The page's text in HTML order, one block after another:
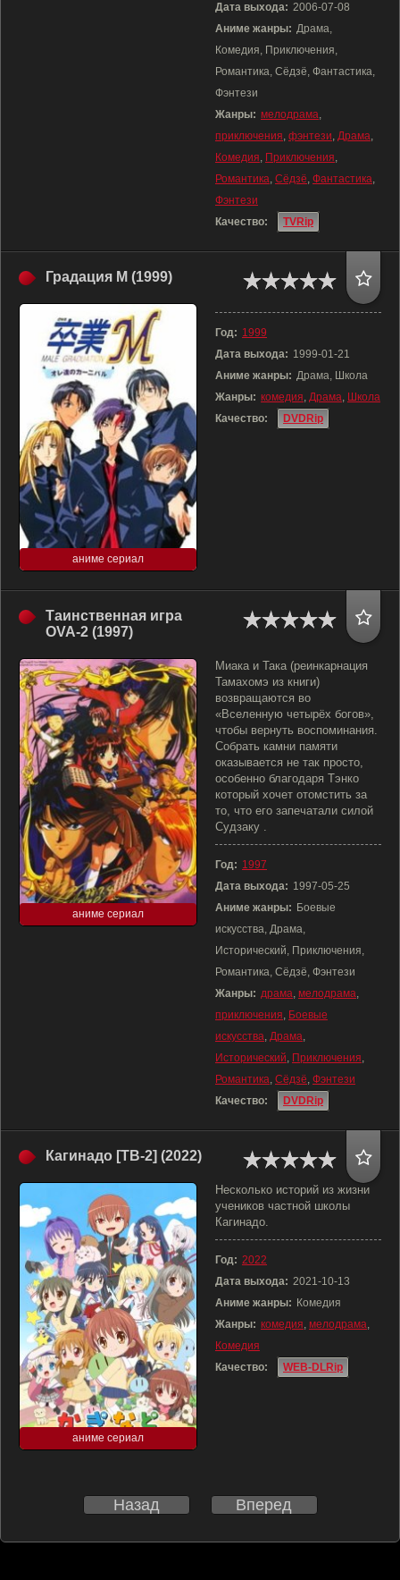
Дата выхода: 2006-07-08
Аниме жанры: Драма,
Комедия, Приключения,
Романтика, Сёдзё, Фантастика,
Фэнтези
Жанры: мелодрама,
приключения, фэнтези, Драма,
Комедия, Приключения,
Романтика, Сёдзё, Фантастика,
Фэнтези
Качество:
TVRip
Градация М (1999)
аниме сериал
Год: 1999
Дата выхода: 1999-01-21
Аниме жанры: Драма, Школа
Жанры: комедия, Драма, Школа
Качество:
DVDRip
Таинственная игра
OVA-2 (1997)
аниме сериал
Миака и Така (реинкарнация
Тамахомэ из книги)
возвращаются во
«Вселенную четырёх богов»,
чтобы вернуть воспоминания.
Собрать камни памяти
оказывается не так просто,
особенно благодаря Тэнко
который хочет отомстить за
то, что его запечатали силой
Судзаку .
Год: 1997
Дата выхода: 1997-05-25
Аниме жанры: Боевые
искусства, Драма,
Исторический, Приключения,
Романтика, Сёдзё, Фэнтези
Жанры: драма, мелодрама,
приключения, Боевые
искусства, Драма,
Исторический, Приключения,
Романтика, Сёдзё, Фэнтези
Качество:
DVDRip
Кагинадо [ТВ-2] (2022)
аниме сериал
Несколько историй из жизни
учеников частной школы
Кагинадо.
Год: 2022
Дата выхода: 2021-10-13
Аниме жанры: Комедия
Жанры: комедия, мелодрама,
Комедия
Качество:
WEB-DLRip
Назад Вперед